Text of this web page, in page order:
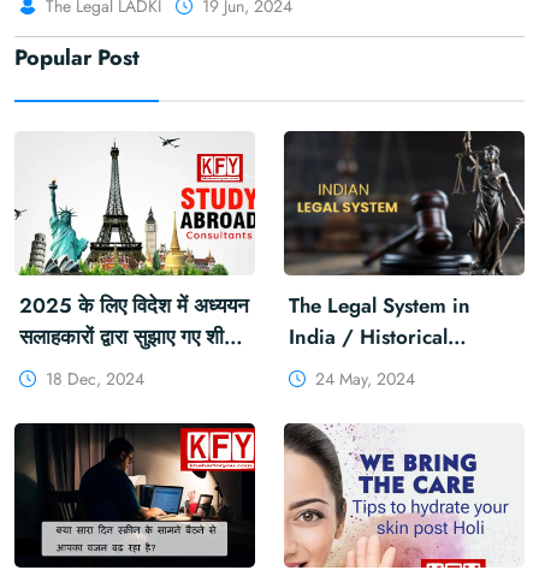
The Legal LADKI 19 Jun, 2024
Popular Post
2025 के लिए विदेश में अध्ययन
सलाहकारों द्वारा सुझाए गए शीर्ष
स्थान #TopDestinations
18 Dec, 2024
The Legal System in
India / Historical
Evolution / Structure /
and Reforms !
24 May, 2024